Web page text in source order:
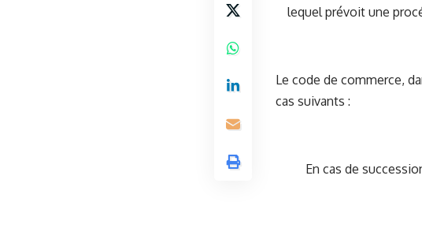
lequel prévoit une
Le code de commerce,
cas suivants :
En cas de